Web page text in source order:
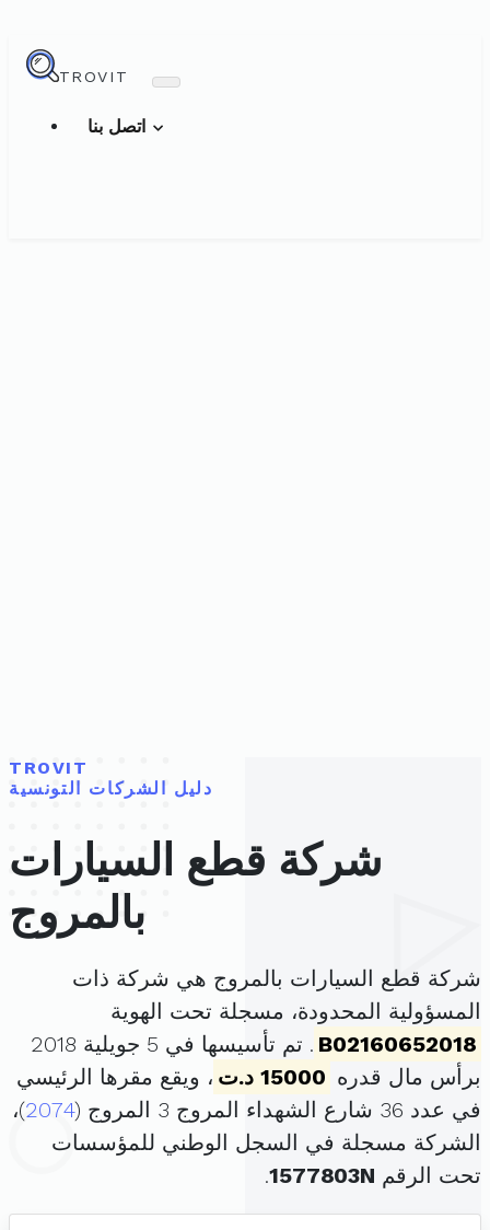
TROVIT
TROVIT
دليل الشركات التونسية
شركة قطع السيارات
بالمروج
شركة قطع السيارات بالمروج هي شركة ذات
المسؤولية المحدودة، مسجلة تحت الهوية
B02160652018
. تم تأسيسها في 5 جويلية 2018
برأس مال قدره 15000 د.ت
، ويقع مقرها الرئيسي
في عدد 36 شارع الشهداء المروج 3 المروج (
2074)،
الشركة مسجلة في السجل الوطني للمؤسسات
تحت الرقم 1577803N
.